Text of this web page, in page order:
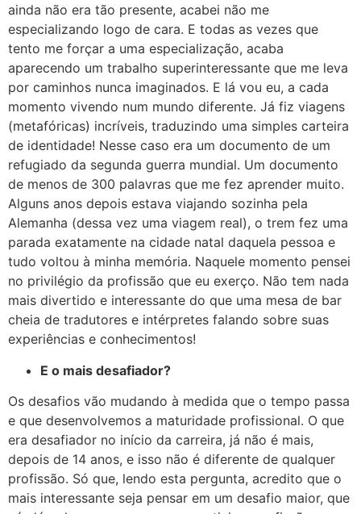
ainda não era tão presente, acabei não me
especializando logo de cara. E todas as vezes que
tento me forçar a uma especialização, acaba
aparecendo um trabalho superinteressante que me leva
por caminhos nunca imaginados. E lá vou eu, a cada
momento vivendo num mundo diferente. Já fiz viagens
(metafóricas) incríveis, traduzindo uma simples carteira
de identidade! Nesse caso era um documento de um
refugiado da segunda guerra mundial. Um documento
de menos de 300 palavras que me fez aprender muito.
Alguns anos depois estava viajando sozinha pela
Alemanha (dessa vez uma viagem real), o trem fez uma
parada exatamente na cidade natal daquela pessoa e
tudo voltou à minha memória. Naquele momento pensei
no privilégio da profissão que eu exerço. Não tem nada
mais divertido e interessante do que uma mesa de bar
cheia de tradutores e intérpretes falando sobre suas
experiências e conhecimentos!
E o mais desafiador?
Os desafios vão mudando à medida que o tempo passa
e que desenvolvemos a maturidade profissional. O que
era desafiador no início da carreira, já não é mais,
depois de 14 anos, e isso não é diferente de qualquer
profissão. Só que, lendo esta pergunta, acredito que o
mais interessante seja pensar em um desafio maior, que